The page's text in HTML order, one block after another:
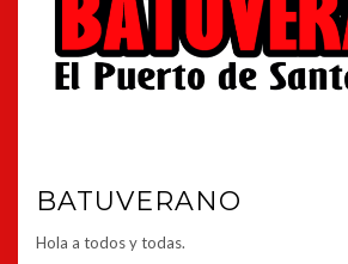
BATUVERANO
Hola a todos y todas.